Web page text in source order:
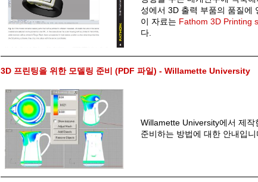
성에서 3D 출력 부품의 품질에
이 자료는 Fathom 3D Printing
다.
3D 프린팅을 위한 모델링 준비 (PDF 파일) - Willamette University
Willamette University에서 제
준비하는 방법에 대한 안내입니